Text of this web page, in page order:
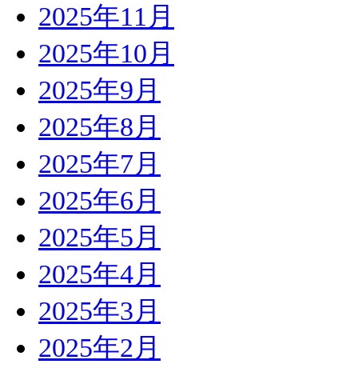
2025年11月
2025年10月
2025年9月
2025年8月
2025年7月
2025年6月
2025年5月
2025年4月
2025年3月
2025年2月